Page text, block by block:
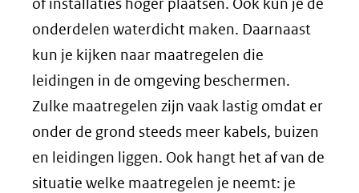
onderdelen waterdicht maken. Daarnaast
kun je kijken naar maatregelen die
leidingen in de omgeving beschermen.
Zulke maatregelen zijn vaak lastig omdat er
onder de grond steeds meer kabels, buizen
en leidingen liggen. Ook hangt het af van de
situatie welke maatregelen je neemt: je